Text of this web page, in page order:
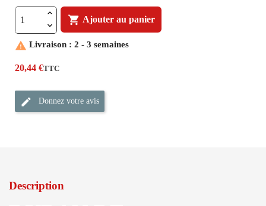
 Ajouter au panier
 Livraison : 2 - 3 semaines
20,44 €TTC
Donnez votre avis
Description